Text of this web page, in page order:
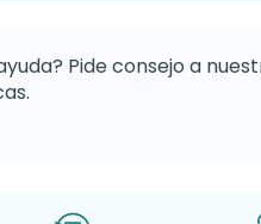
Pide consejo a